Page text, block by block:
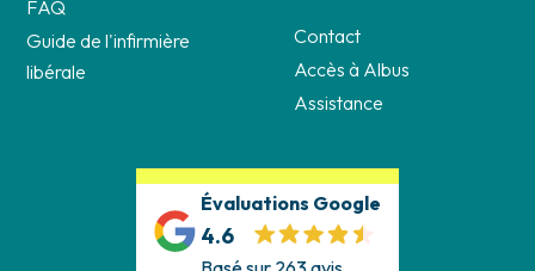
FAQ
Guide de l'infirmière
libérale
Contact
Accès à Albus
Assistance
Évaluations Google
4.6